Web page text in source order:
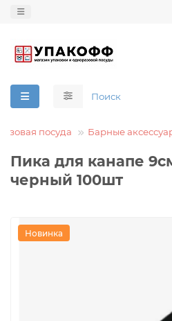
посуда Барные
Пика для канапе
черный 100шт
Новинка